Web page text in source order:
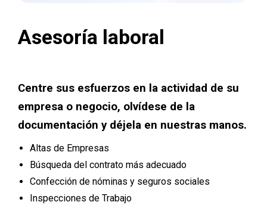
Asesoría laboral
Centre sus esfuerzos en la actividad de su
empresa o negocio, olvídese de la
documentación y déjela en nuestras manos.
Altas de Empresas
Búsqueda del contrato más adecuado
Confección de nóminas y seguros sociales
Inspecciones de Trabajo